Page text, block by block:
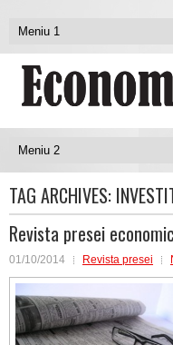
TAG ARCHIVES:
Revista presei
01/10/2014 Revista presei